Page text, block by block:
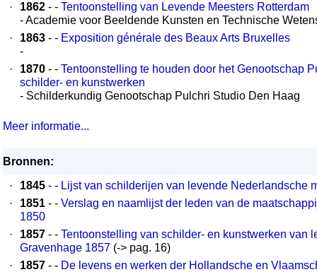
·
1862 - - Tentoonstelling van Levende Meesters Rotterdam
- Academie voor Beeldende Kunsten en Technische
·
1863 - - Exposition générale des Beaux Arts Bruxelles
-
·
1870 - - Tentoonstelling te houden door het Genootschap
schilder- en kunstwerken
- Schilderkundig Genootschap Pulchri Studio Den Haag
Meer informatie...
Bronnen:
·
1845 - - Lijst van schilderijen van levende Nederlandsche
·
1851 - - Verslag en naamlijst der leden van de
1850
·
1857 - - Tentoonstelling van schilder- en kunstwerken van
Gravenhage 1857 (-> pag. 16)
·
1857 - - De levens en werken der Hollandsche en